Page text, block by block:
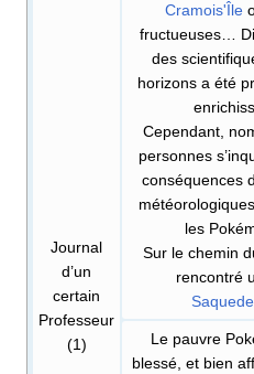
Journal
d’un
certain
Professeur
(1)
Cramois'Île
fructueuses…
des
horizons a été
Cependant,
personnes
conséquences
les
Sur le chemin
rencontré
Le pauvre
blessé, et bien